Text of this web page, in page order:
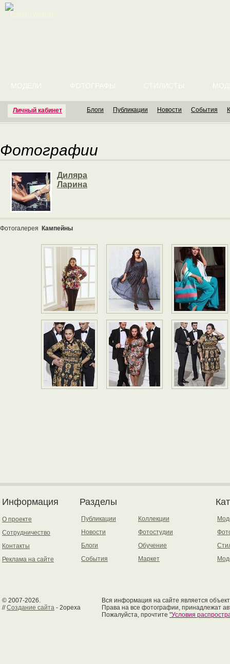
Личный кабинет
МОДЕЛИ ФОТОГРАФЫ СТИЛИСТЫ
Блоги Публикации Новости События
Фотографии
Диляра
Ларина
Фотогалерея Кампейны
Информация
О проекте
Сотрудничество
Контакты
Реклама на сайте
Разделы
Публикации
Новости
Блоги
События
Коллекции
Фотостудии
Обучение
Маркет
© 2007-2026.
//Создание сайта - 2opexa
Вся информация на сайте является
Права на все фотографии, принадлежат
Пожалуйста, прочтите "Условия